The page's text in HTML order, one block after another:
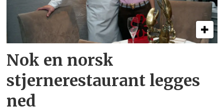
Nok en norsk
stjernerestaurant legges
ned